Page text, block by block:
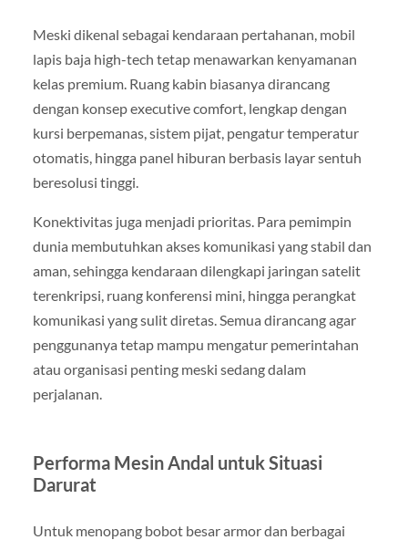
Meski dikenal sebagai kendaraan pertahanan, mobil
lapis baja high-tech tetap menawarkan kenyamanan
kelas premium. Ruang kabin biasanya dirancang
dengan konsep executive comfort, lengkap dengan
kursi berpemanas, sistem pijat, pengatur temperatur
otomatis, hingga panel hiburan berbasis layar sentuh
beresolusi tinggi.
Konektivitas juga menjadi prioritas. Para pemimpin
dunia membutuhkan akses komunikasi yang stabil dan
aman, sehingga kendaraan dilengkapi jaringan satelit
terenkripsi, ruang konferensi mini, hingga perangkat
komunikasi yang sulit diretas. Semua dirancang agar
penggunanya tetap mampu mengatur pemerintahan
atau organisasi penting meski sedang dalam
perjalanan.
Performa Mesin Andal untuk Situasi
Darurat
Untuk menopang bobot besar armor dan berbagai